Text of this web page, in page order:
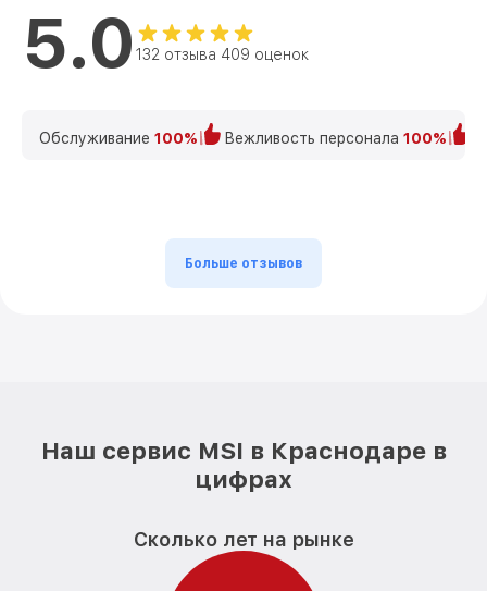
5.0 132 отзыва 409 оценок
Обслуживание 100% Вежливость персонала 100%
Больше отзывов
Наш сервис MSI в Краснодаре в
цифрах
Сколько лет на рынке